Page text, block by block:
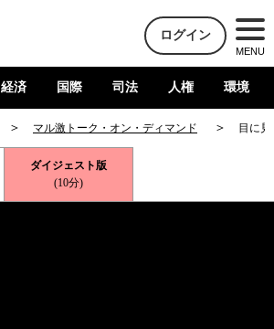
ログイン
MENU
経済 国際 司法 人権 環境
マル激トーク・オン・ディマンド 目に
ダイジェスト版
(10分)